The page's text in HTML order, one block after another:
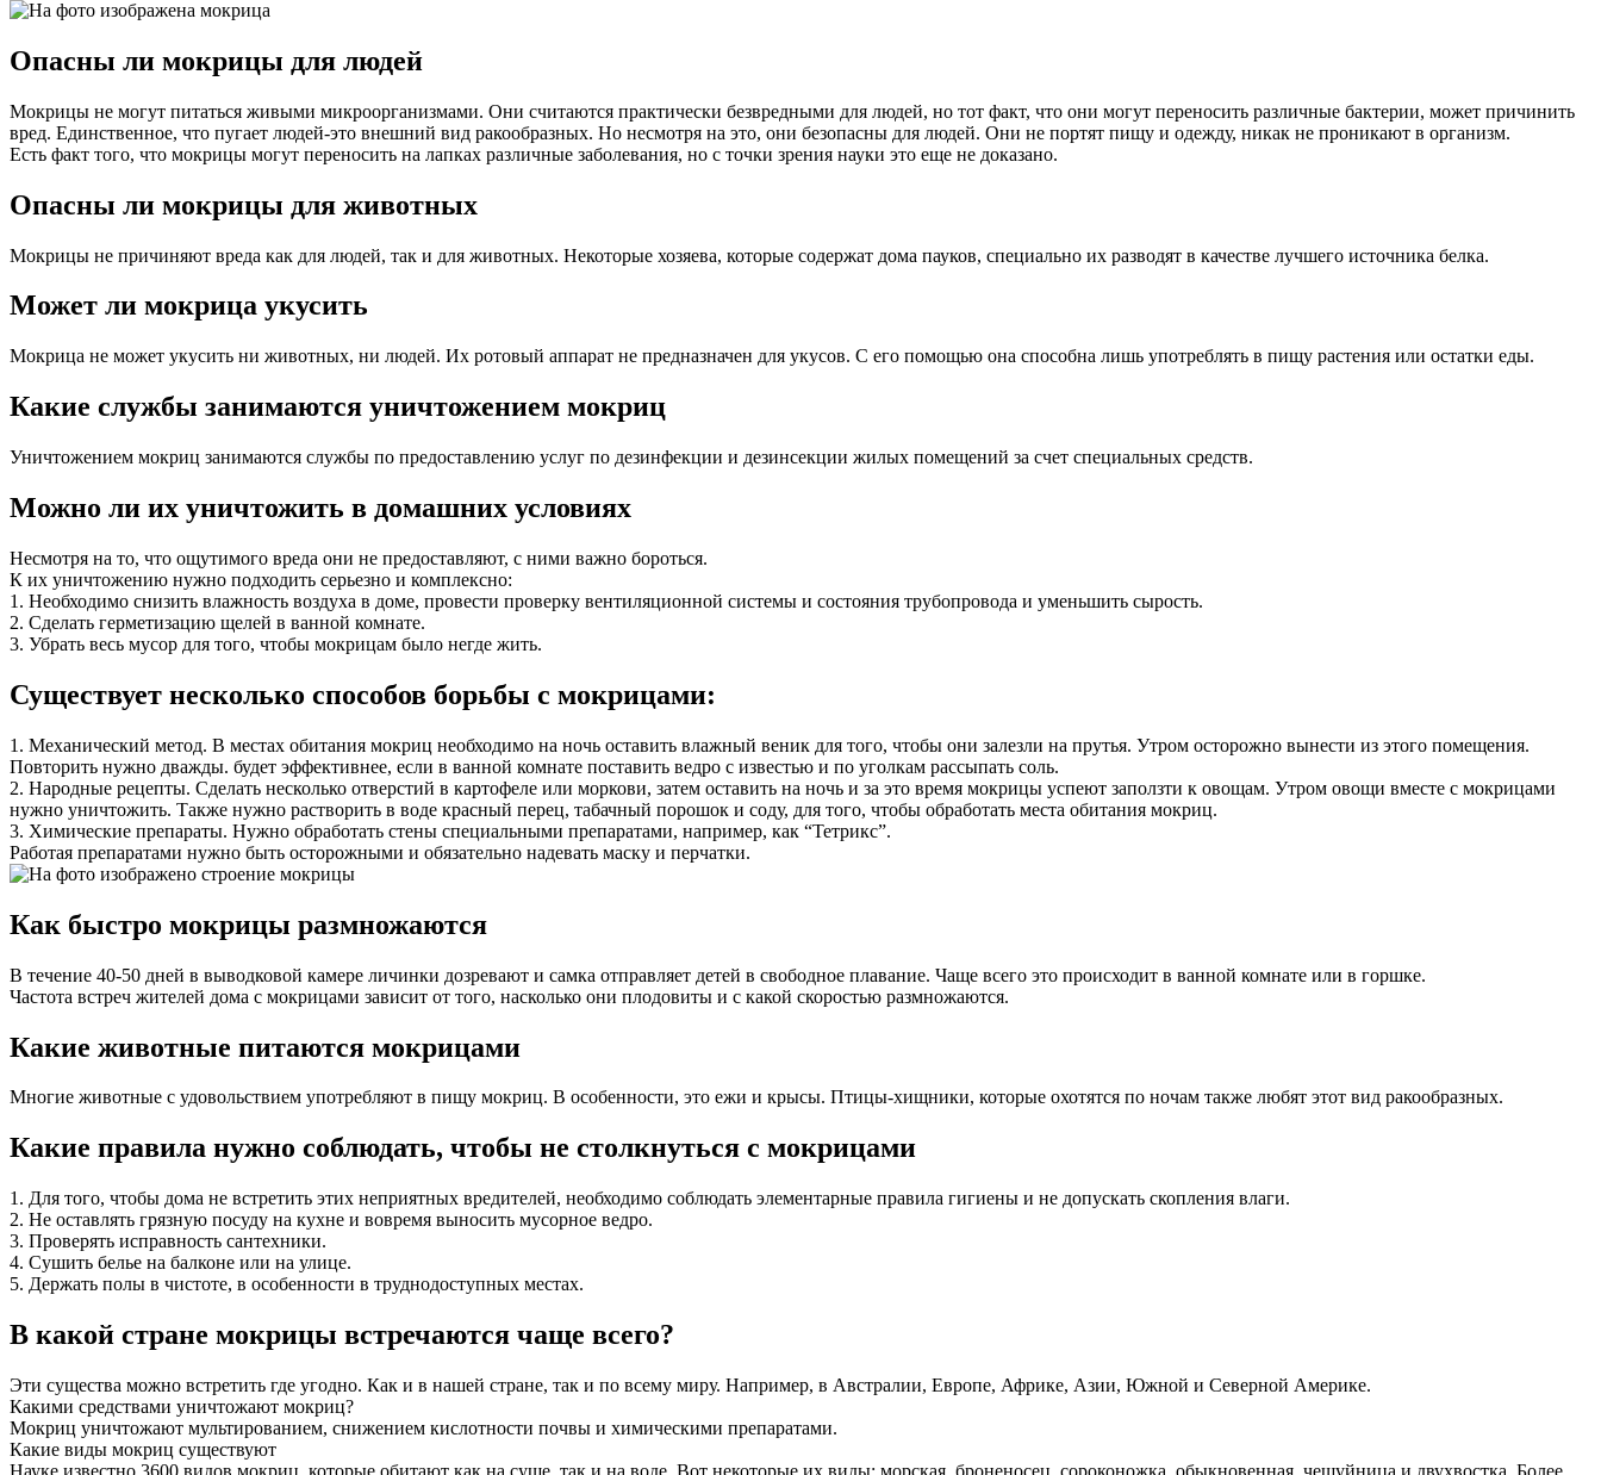
Опасны ли мокрицы для людей
Мокрицы не могут питаться живыми микроорганизмами. Они считаются практически безвредными для людей, но тот факт, что они могут переносить различные бактерии, может причинить
вред. Единственное, что пугает людей-это внешний вид ракообразных. Но несмотря на это, они безопасны для людей. Они не портят пищу и одежду, никак не проникают в организм.
Есть факт того, что мокрицы могут переносить на лапках различные заболевания, но с точки зрения науки это еще не доказано.
Опасны ли мокрицы для животных
Мокрицы не причиняют вреда как для людей, так и для животных. Некоторые хозяева, которые содержат дома пауков, специально их разводят в качестве лучшего источника белка.
Может ли мокрица укусить
Мокрица не может укусить ни животных, ни людей. Их ротовый аппарат не предназначен для укусов. С его помощью она способна лишь употреблять в пищу растения или остатки еды.
Какие службы занимаются уничтожением мокриц
Уничтожением мокриц занимаются службы по предоставлению услуг по дезинфекции и дезинсекции жилых помещений за счет специальных средств.
Можно ли их уничтожить в домашних условиях
Несмотря на то, что ощутимого вреда они не предоставляют, с ними важно бороться.
К их уничтожению нужно подходить серьезно и комплексно:
1. Необходимо снизить влажность воздуха в доме, провести проверку вентиляционной системы и состояния трубопровода и уменьшить сырость.
2. Сделать герметизацию щелей в ванной комнате.
3. Убрать весь мусор для того, чтобы мокрицам было негде жить.
Существует несколько способов борьбы с мокрицами:
1. Механический метод. В местах обитания мокриц необходимо на ночь оставить влажный веник для того, чтобы они залезли на прутья. Утром осторожно вынести из этого помещения.
Повторить нужно дважды. будет эффективнее, если в ванной комнате поставить ведро с известью и по уголкам рассыпать соль.
2. Народные рецепты. Сделать несколько отверстий в картофеле или моркови, затем оставить на ночь и за это время мокрицы успеют заползти к овощам. Утром овощи вместе с мокрицами
нужно уничтожить. Также нужно растворить в воде красный перец, табачный порошок и соду, для того, чтобы обработать места обитания мокриц.
3. Химические препараты. Нужно обработать стены специальными препаратами, например, как “Тетрикс”.
Работая препаратами нужно быть осторожными и обязательно надевать маску и перчатки.
Как быстро мокрицы размножаются
В течение 40-50 дней в выводковой камере личинки дозревают и самка отправляет детей в свободное плавание. Чаще всего это происходит в ванной комнате или в горшке.
Частота встреч жителей дома с мокрицами зависит от того, насколько они плодовиты и с какой скоростью размножаются.
Какие животные питаются мокрицами
Многие животные с удовольствием употребляют в пищу мокриц. В особенности, это ежи и крысы. Птицы-хищники, которые охотятся по ночам также любят этот вид ракообразных.
Какие правила нужно соблюдать, чтобы не столкнуться с мокрицами
1. Для того, чтобы дома не встретить этих неприятных вредителей, необходимо соблюдать элементарные правила гигиены и не допускать скопления влаги.
2. Не оставлять грязную посуду на кухне и вовремя выносить мусорное ведро.
3. Проверять исправность сантехники.
4. Сушить белье на балконе или на улице.
5. Держать полы в чистоте, в особенности в труднодоступных местах.
В какой стране мокрицы встречаются чаще всего?
Эти существа можно встретить где угодно. Как и в нашей стране, так и по всему миру. Например, в Австралии, Европе, Африке, Азии, Южной и Северной Америке.
Какими средствами уничтожают мокриц?
Мокриц уничтожают мультированием, снижением кислотности почвы и химическими препаратами.
Какие виды мокриц существуют
Науке известно 3600 видов мокриц, которые обитают как на суше, так и на воде. Вот некоторые их виды: морская, броненосец, сороконожка, обыкновенная, чешуйница и двухвостка. Более